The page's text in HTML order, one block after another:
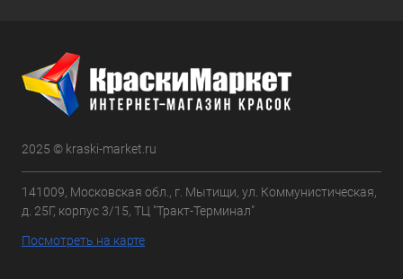
2025 © kraski-market.ru
141009, Московская обл., г. Мытищи, ул. Коммунистическая,
д. 25Г, корпус 3/15, ТЦ "Тракт-Терминал"
Посмотреть на карте